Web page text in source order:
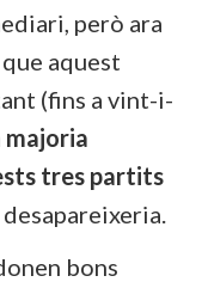
però ara
aquest
(fins a vint-i-
majoria
tres partits
bons